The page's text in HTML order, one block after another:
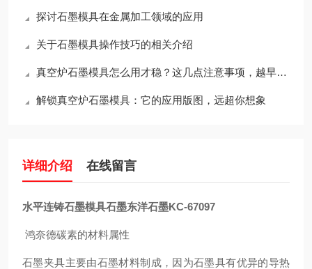
探讨石墨模具在金属加工领域的应用
关于石墨模具操作技巧的相关介绍
真空炉石墨模具怎么用才稳？这几点注意事项，越早知道越省心
解锁真空炉石墨模具：它的应用版图，远超你想象
详细介绍 在线留言
水平连铸石墨模具石墨东洋石墨KC-67097
鸿奈德碳素的材料属性
石墨夹具主要由石墨材料制成，因为石墨具有优异的导热